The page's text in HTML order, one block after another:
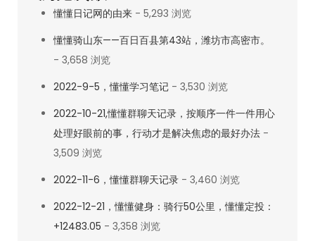
写，
骑
列
后
续
再
新
了
懂懂日记网的由来 - 5,293 浏览
懂懂骑山东——百日百县第43站，潍坊市高密市。
- 3,658 浏览
2022-9-5，懂懂学习笔记 - 3,530 浏览
2022-10-21,懂懂群聊天记录，按顺序一件一件用心
处理好眼前的事，行动才是解决焦虑的最好办法 -
3,509 浏览
2022-11-6，懂懂群聊天记录 - 3,460 浏览
2022-12-21，懂懂健身：骑行50公里，懂懂定投：
+12483.05 - 3,358 浏览